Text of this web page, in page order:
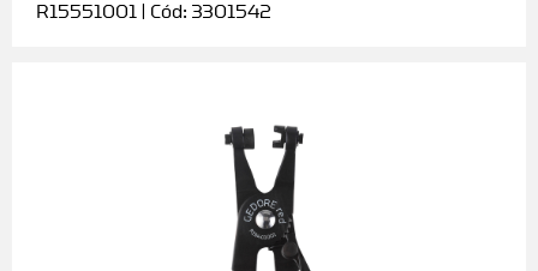
R15551001 | Cód: 3301542